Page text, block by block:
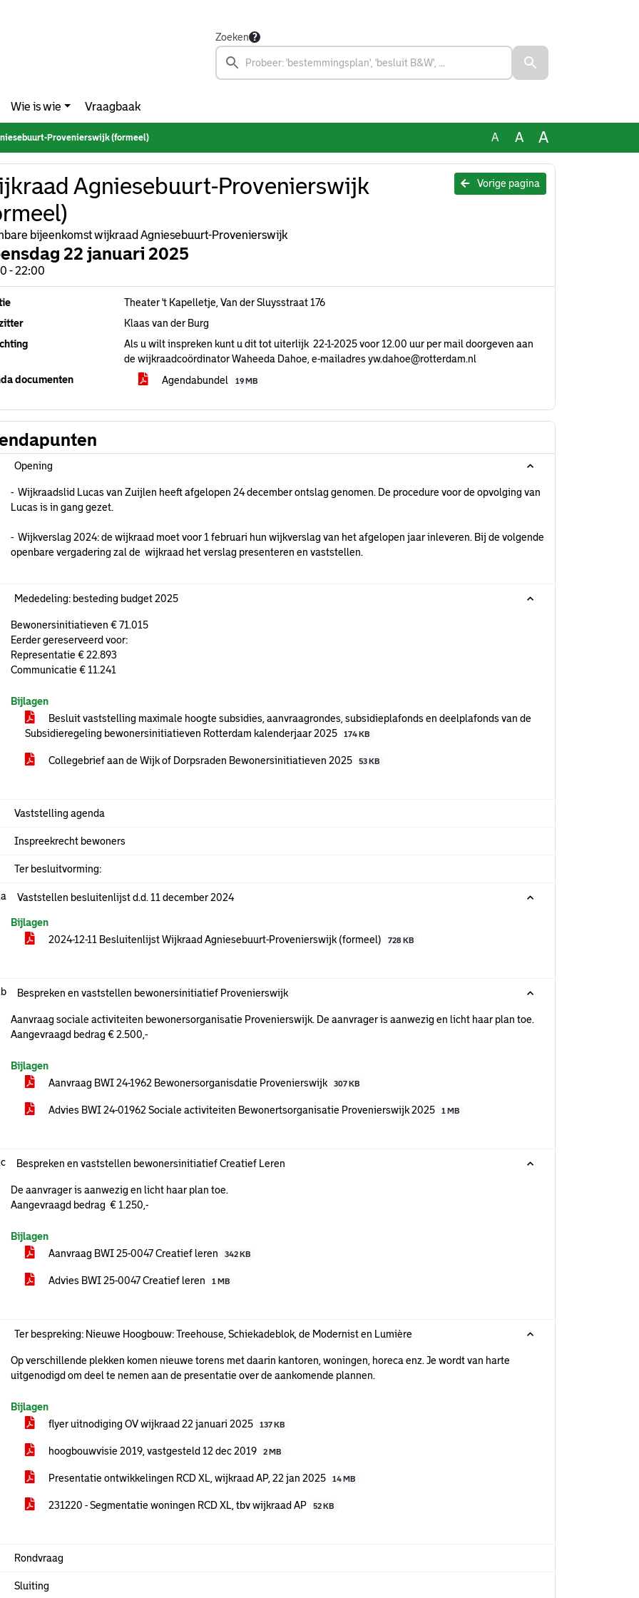
Zoeken
Wie is wie Vraagbaak
Provenierswijk (formeel) A A A
Vorige pagina
Agniesebuurt-Provenierswijk
bijeenkomst wijkraad Agniesebuurt-Provenierswijk
22 januari 2025
- 22:00
Theater 't Kapelletje, Van der Sluysstraat 176
Klaas van der Burg
Als u wilt inspreken kunt u dit tot uiterlijk 22-1-2025 voor 12.00 uur per mail doorgeven aan
de wijkraadcoördinator Waheeda Dahoe, e-mailadres yw.dahoe@rotterdam.nl
documenten
Agendabundel 19 MB
Opening
- Wijkraadslid Lucas van Zuijlen heeft afgelopen 24 december ontslag genomen. De procedure voor de opvolging van
Lucas is in gang gezet.
- Wijkverslag 2024: de wijkraad moet voor 1 februari hun wijkverslag van het afgelopen jaar inleveren. Bij de volgende
openbare vergadering zal de wijkraad het verslag presenteren en vaststellen.
Mededeling: besteding budget 2025
Bewonersinitiatieven € 71.015
Eerder gereserveerd voor:
Representatie € 22.893
Communicatie € 11.241
Bijlagen
Besluit vaststelling maximale hoogte subsidies, aanvraagrondes, subsidieplafonds en deelplafonds van de
Subsidieregeling bewonersinitiatieven Rotterdam kalenderjaar 2025
174 KB
Collegebrief aan de Wijk of Dorpsraden Bewonersinitiatieven 2025 53 KB
Vaststelling agenda
Inspreekrecht bewoners
Ter besluitvorming:
Vaststellen besluitenlijst d.d. 11 december 2024
Bijlagen
2024-12-11 Besluitenlijst Wijkraad Agniesebuurt-Provenierswijk (formeel)
728 KB
Bespreken en vaststellen bewonersinitiatief Provenierswijk
Aanvraag sociale activiteiten bewonersorganisatie Provenierswijk. De aanvrager is aanwezig en licht haar plan toe.
Aangevraagd bedrag € 2.500,-
Bijlagen
Aanvraag BWI 24-1962 Bewonersorganisdatie Provenierswijk
307 KB
Advies BWI 24-01962 Sociale activiteiten Bewonertsorganisatie Provenierswijk 2025 1 MB
Bespreken en vaststellen bewonersinitiatief Creatief Leren
De aanvrager is aanwezig en licht haar plan toe.
Aangevraagd bedrag € 1.250,-
Bijlagen
Aanvraag BWI 25-0047 Creatief leren
342 KB
Advies BWI 25-0047 Creatief leren 1 MB
Ter bespreking: Nieuwe Hoogbouw: Treehouse, Schiekadeblok, de Modernist en Lumière
Op verschillende plekken komen nieuwe torens met daarin kantoren, woningen, horeca enz. Je wordt van harte
uitgenodigd om deel te nemen aan de presentatie over de aankomende plannen.
Bijlagen
flyer uitnodiging OV wijkraad 22 januari 2025
137 KB
hoogbouwvisie 2019, vastgesteld 12 dec 2019 2 MB
Presentatie ontwikkelingen RCD XL, wijkraad AP, 22 jan 2025 14 MB
231220 - Segmentatie woningen RCD XL, tbv wijkraad AP 52 KB
Rondvraag
Sluiting